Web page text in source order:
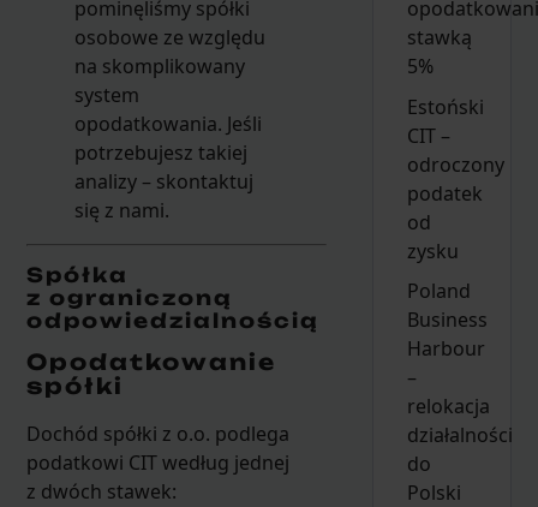
pominęliśmy spółki
osobowe ze względu
na skomplikowany
system
opodatkowania. Jeśli
potrzebujesz takiej
analizy – skontaktuj
się z nami.
Spółka
z ograniczoną
odpowiedzialnością
Opodatkowanie
spółki
Dochód spółki z o.o. podlega
podatkowi CIT według jednej
z dwóch stawek:
stawką
5%
Estoński
CIT –
odroczony
podatek
od
zysku
Poland
Business
Harbour
–
relokacja
działalności
do
Polski